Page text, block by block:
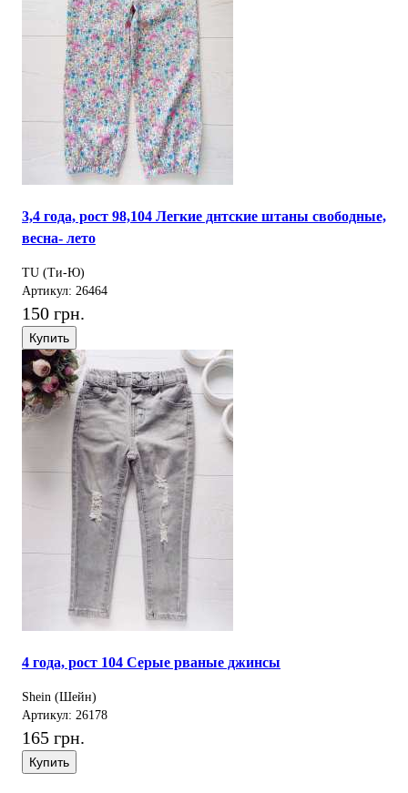
3,4 года, рост 98,104 Легкие днтские штаны свободные,
весна- лето
TU (Ти-Ю)
Артикул: 26464
150 грн.
Купить
4 года, рост 104 Серые рваные джинсы
Shein (Шейн)
Артикул: 26178
165 грн.
Купить